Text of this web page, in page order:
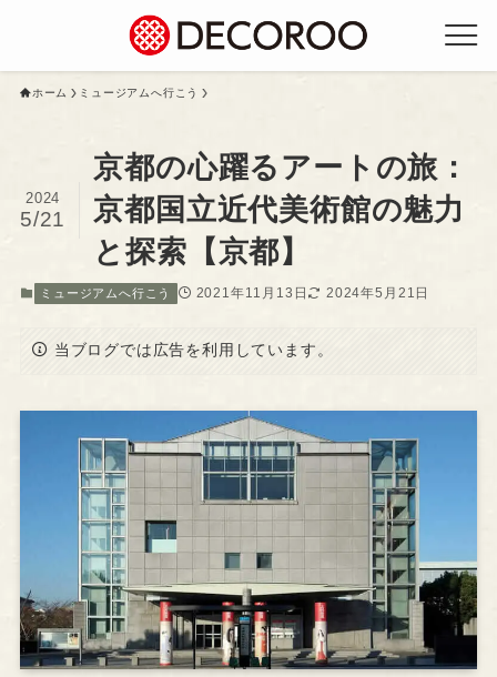
ホーム ミュージアムへ行こう
京都の心躍るアートの旅：
京都国立近代美術館の魅力
と探索【京都】
2024
5/21
ミュージアムへ行こう 2021年11月13日 2024年5月21日
当ブログでは広告を利用しています。